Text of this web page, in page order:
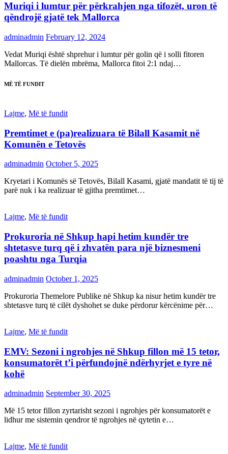
Muriqi i lumtur për përkrahjen nga tifozët, uron të
qëndrojë gjatë tek Mallorca
adminadmin February 12, 2024
Vedat Muriqi është shprehur i lumtur për golin që i solli fitoren
Mallorcas. Të dielën mbrëma, Mallorca fitoi 2:1 ndaj…
MË TË FUNDIT
Lajme, Më të fundit
Premtimet e (pa)realizuara të Bilall Kasamit në
Komunën e Tetovës
adminadmin October 5, 2025
Kryetari i Komunës së Tetovës, Bilall Kasami, gjatë mandatit të tij të
parë nuk i ka realizuar të gjitha premtimet…
Lajme, Më të fundit
Prokuroria në Shkup hapi hetim kundër tre
shtetasve turq që i zhvatën para një biznesmeni
poashtu nga Turqia
adminadmin October 1, 2025
Prokuroria Themelore Publike në Shkup ka nisur hetim kundër tre
shtetasve turq të cilët dyshohet se duke përdorur kërcënime për…
Lajme, Më të fundit
EMV: Sezoni i ngrohjes në Shkup fillon më 15 tetor,
konsumatorët t’i përfundojnë ndërhyrjet e tyre në
kohë
adminadmin September 30, 2025
Më 15 tetor fillon zyrtarisht sezoni i ngrohjes për konsumatorët e
lidhur me sistemin qendror të ngrohjes në qytetin e…
Lajme, Më të fundit